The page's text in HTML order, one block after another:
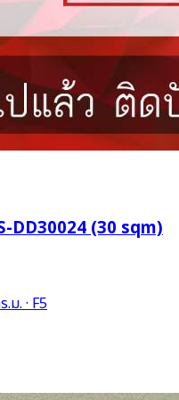
DD30024 (30 sqm)
.ม. · F5